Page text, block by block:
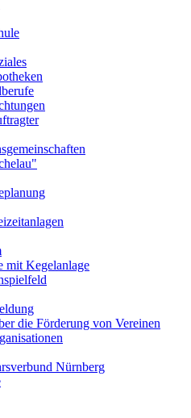
mit Kegelanlage
die Förderung von Vereinen
Nürnberg